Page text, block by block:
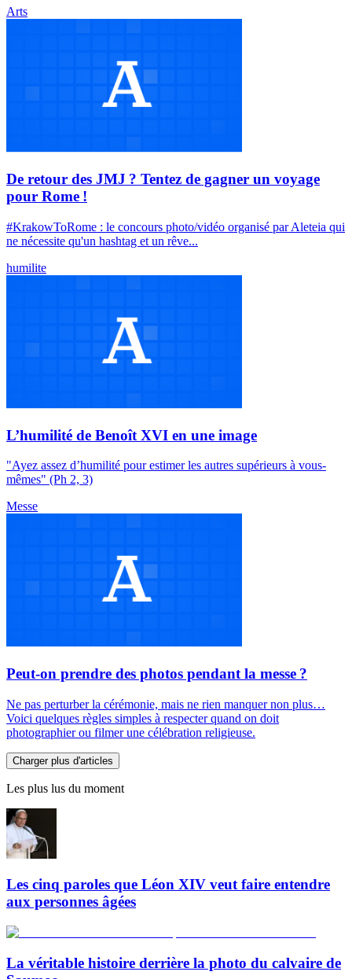
Arts
De retour des JMJ ? Tentez de gagner un voyage
pour Rome !
#KrakowToRome : le concours photo/vidéo organisé par Aleteia qui
ne nécessite qu'un hashtag et un rêve...
humilite
L’humilité de Benoît XVI en une image
"Ayez assez d’humilité pour estimer les autres supérieurs à vous-
mêmes" (Ph 2, 3)
Messe
Peut-on prendre des photos pendant la messe ?
Ne pas perturber la cérémonie, mais ne rien manquer non plus…
Voici quelques règles simples à respecter quand on doit
photographier ou filmer une célébration religieuse.
Charger plus d'articles
Les plus lus du moment
Les cinq paroles que Léon XIV veut faire entendre
aux personnes âgées
La véritable histoire derrière la photo du calvaire de